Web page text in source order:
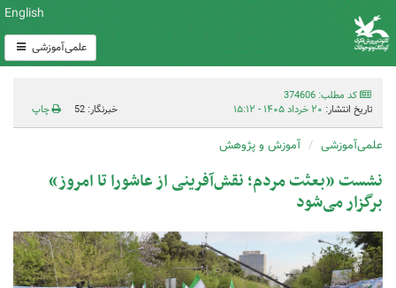
English
علمی‌آموزشی
کد مطلب: 374606
تاریخ انتشار: ۲۰ خرداد ۱۴۰۵ - ۱۵:۱۲ خبرنگار: 52 چاپ
علمی‌آموزشی آموزش و پژوهش
نشست «بعثت مردم؛ نقش‌آفرینی از عاشورا تا امروز»
برگزار می‌شود